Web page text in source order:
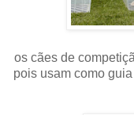
os cães de
pois usam como